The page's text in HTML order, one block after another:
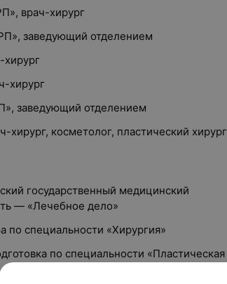
врач-хирург
заведующий отделением
хирург
заведующий отделением
косметолог, пластический хирург
государственный медицинский
— «Лечебное дело»
по специальности «Хирургия»
по специальности «Пластическая